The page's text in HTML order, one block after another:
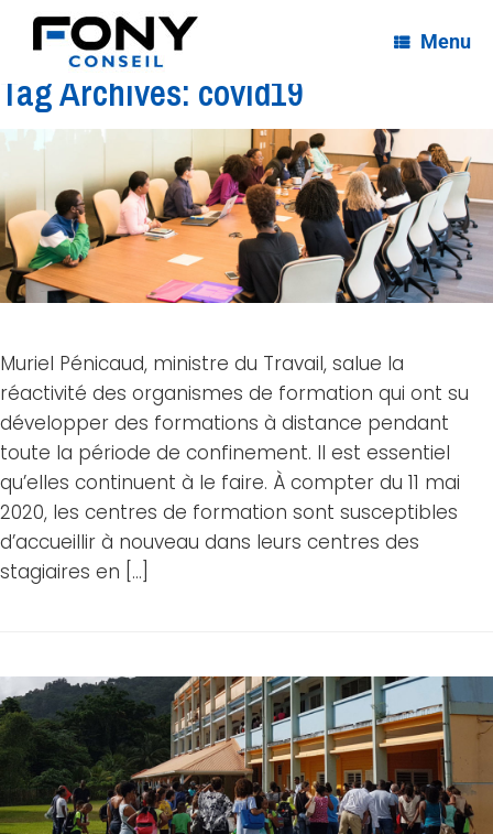
Menu
Tag Archives: covid19
Muriel Pénicaud, ministre du Travail, salue la
réactivité des organismes de formation qui ont su
développer des formations à distance pendant
toute la période de confinement. Il est essentiel
qu’elles continuent à le faire. À compter du 11 mai
2020, les centres de formation sont susceptibles
d’accueillir à nouveau dans leurs centres des
stagiaires en […]